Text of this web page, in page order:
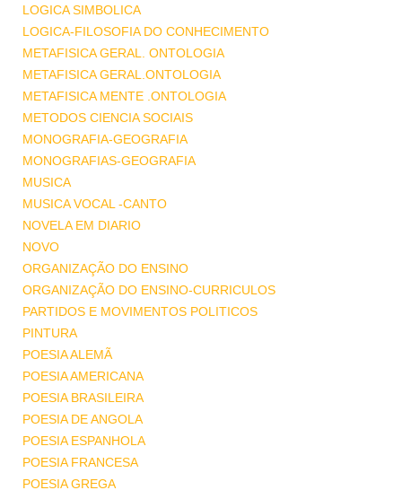
LOGICA SIMBOLICA
LOGICA-FILOSOFIA DO CONHECIMENTO
METAFISICA GERAL. ONTOLOGIA
METAFISICA GERAL.ONTOLOGIA
METAFISICA MENTE .ONTOLOGIA
METODOS CIENCIA SOCIAIS
MONOGRAFIA-GEOGRAFIA
MONOGRAFIAS-GEOGRAFIA
MUSICA
MUSICA VOCAL -CANTO
NOVELA EM DIARIO
NOVO
ORGANIZAÇÃO DO ENSINO
ORGANIZAÇÃO DO ENSINO-CURRICULOS
PARTIDOS E MOVIMENTOS POLITICOS
PINTURA
POESIA ALEMÃ
POESIA AMERICANA
POESIA BRASILEIRA
POESIA DE ANGOLA
POESIA ESPANHOLA
POESIA FRANCESA
POESIA GREGA